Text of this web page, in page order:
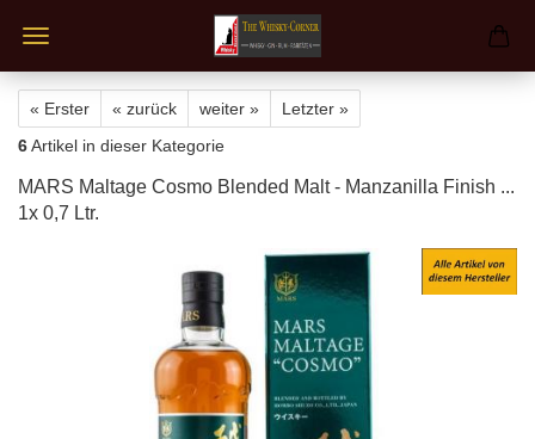
« Erster « zurück weiter »
Letzter »
6Artikel in dieser Kategorie
MARS Maltage Cosmo Blended Malt - Manzanilla Finish ...
1x 0,7 Ltr.